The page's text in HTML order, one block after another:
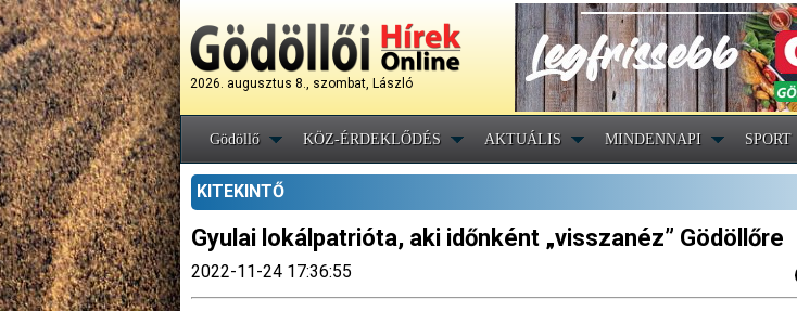
2026. augusztus 8., szombat, László
Gödöllő KÖZ-ÉRDEKLŐDÉS AKTUÁLIS MINDENNAPI SPORT
KITEKINTŐ
Gyulai lokálpatrióta, aki időnként „visszanéz” Gödöllőre
2022-11-24 17:36:55